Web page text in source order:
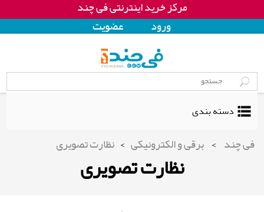
مرکز خرید اینترنتی فی چند
ورود
عضويت
دسته بندی
فی چند > برقی و الکترونیکی > نظارت تصویری
نظارت تصویری